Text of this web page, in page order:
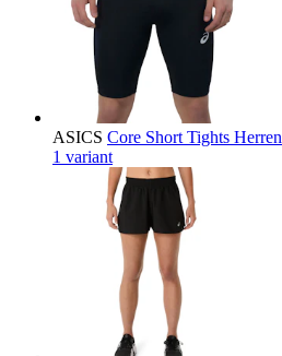
ASICS Core Short Tights Herren
1 variant